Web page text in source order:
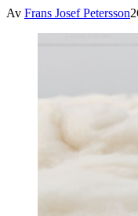
Av Frans Josef Petersson